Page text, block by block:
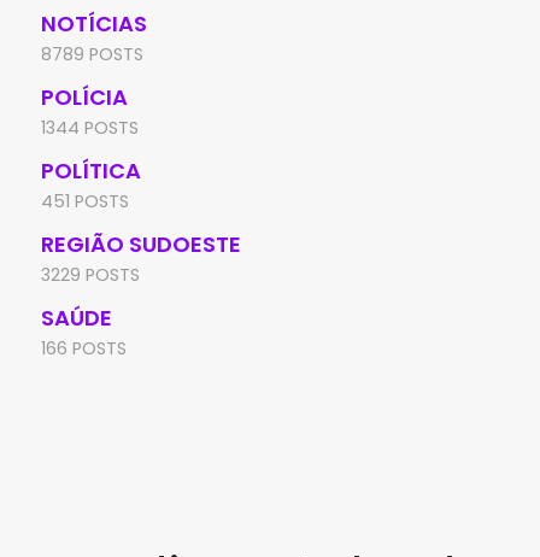
NOTÍCIAS
8789 POSTS
POLÍCIA
1344 POSTS
POLÍTICA
451 POSTS
REGIÃO SUDOESTE
3229 POSTS
SAÚDE
166 POSTS